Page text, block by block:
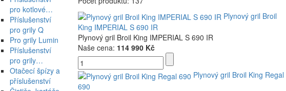
pro kotlové…
Příslušenství
pro grily Q
Pro grily Lumin
Příslušenství
pro grily…
Otačecí špízy a
příslušenství
Plynový gril Broil
King IMPERIAL S 690 IR
Plynový gril Broil King IMPERIAL S 690 IR
Naše cena: 114 990 Kč
Plynový gril Broil King Regal
690